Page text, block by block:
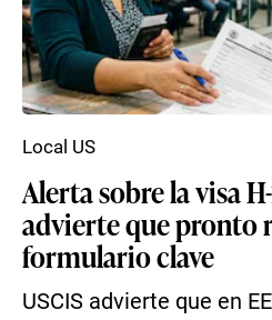
Alerta sobre la visa
advierte que pronto
formulario clave
USCIS advierte que en
Local US